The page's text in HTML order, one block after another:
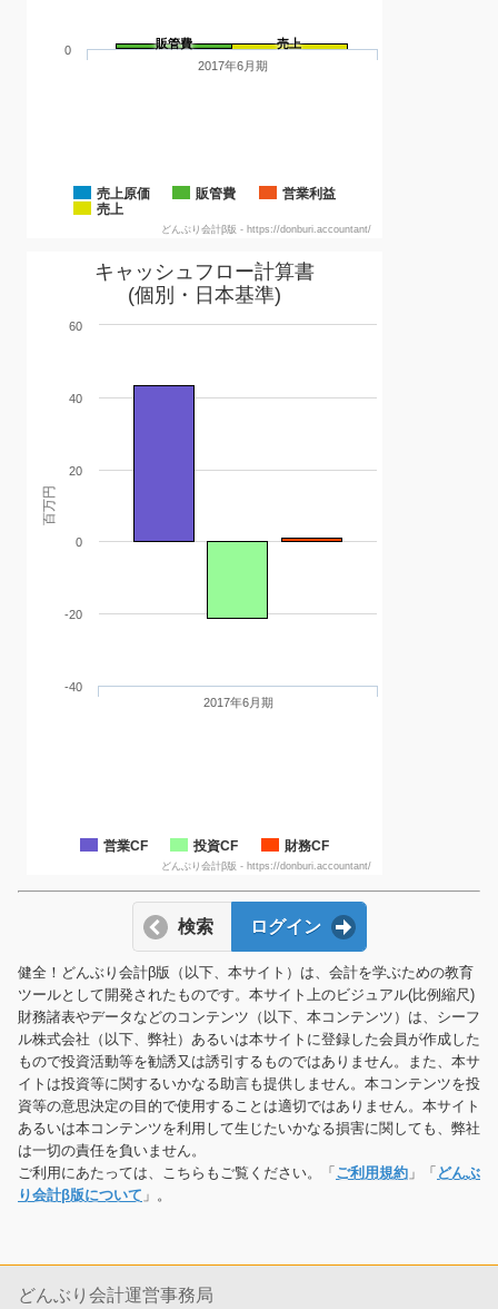
販管費 売上
売上原価 販管費
営業利益
売上
2017年6月期
0
どんぶり会計β版 - https://donburi.accountant/
百万円
キャッシュフロー計算書
(個別・日本基準)
営業CF 投資CF 財務CF
2017年6月期
-40
-20
0
20
40
60
どんぶり会計β版 - https://donburi.accountant/
検索 ログイン
健全！どんぶり会計β版（以下、本サイト）は、会計を学ぶための教育
ツールとして開発されたものです。本サイト上のビジュアル(比例縮尺)
財務諸表やデータなどのコンテンツ（以下、本コンテンツ）は、シーフ
ル株式会社（以下、弊社）あるいは本サイトに登録した会員が作成した
もので投資活動等を勧誘又は誘引するものではありません。また、本サ
イトは投資等に関するいかなる助言も提供しません。本コンテンツを投
資等の意思決定の目的で使用することは適切ではありません。本サイト
あるいは本コンテンツを利用して生じたいかなる損害に関しても、弊社
は一切の責任を負いません。
ご利用にあたっては、こちらもご覧ください。「 ご利用規約 」「 どんぶ
り会計β版について 」。
どんぶり会計運営事務局